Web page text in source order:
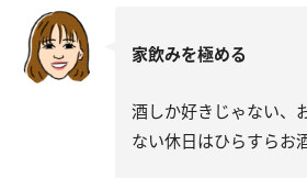
家飲みを極める
酒しか好きじゃない、
ない休日はひらすらお